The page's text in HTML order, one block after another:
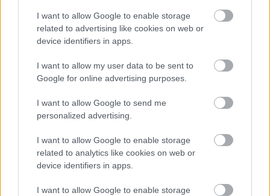
I want to allow Google to enable storage
related to advertising like cookies on web or
device identifiers in apps.
I want to allow my user data to be sent to
Google for online advertising purposes.
I want to allow Google to send me
personalized advertising.
I want to allow Google to enable storage
related to analytics like cookies on web or
device identifiers in apps.
I want to allow Google to enable storage
koreográfiája alapján betanította:
Ullmann Krisztina
Zenei vezető:Fekete Mária
Rendező: Verebes István
(Jászai-díjas)
Időpontok:
Augusztus 7. Díszelőadás(jegyek nem válthatók)